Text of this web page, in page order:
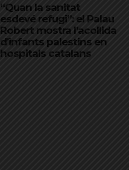
“Quan la sanitat
esdevé refugi”: el Palau
Robert mostra l’acollida
d’infants palestins en
hospitals catalans